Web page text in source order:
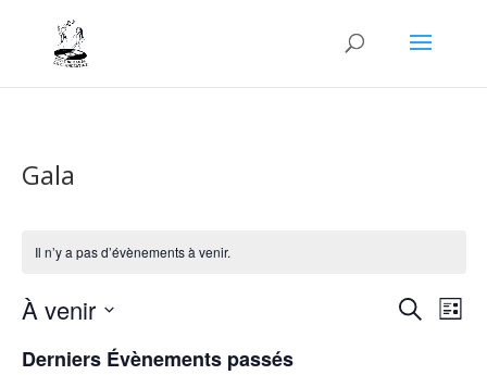
Gala
Il n’y a pas d’évènements à venir.
Recherche
de
Liste
À venir
une
Derniers Évènements passés